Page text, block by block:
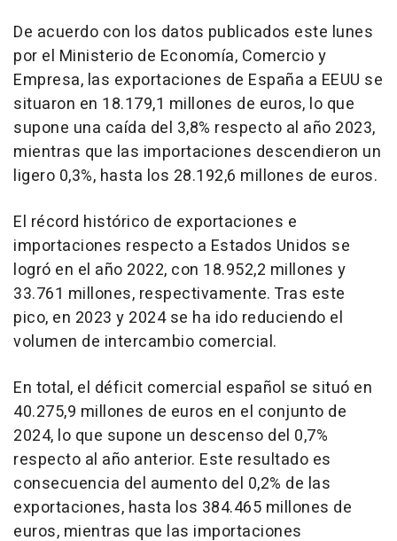
De acuerdo con los datos publicados este lunes
por el Ministerio de Economía, Comercio y
Empresa, las exportaciones de España a EEUU se
situaron en 18.179,1 millones de euros, lo que
supone una caída del 3,8% respecto al año 2023,
mientras que las importaciones descendieron un
ligero 0,3%, hasta los 28.192,6 millones de euros.
El récord histórico de exportaciones e
importaciones respecto a Estados Unidos se
logró en el año 2022, con 18.952,2 millones y
33.761 millones, respectivamente. Tras este
pico, en 2023 y 2024 se ha ido reduciendo el
volumen de intercambio comercial.
En total, el déficit comercial español se situó en
40.275,9 millones de euros en el conjunto de
2024, lo que supone un descenso del 0,7%
respecto al año anterior. Este resultado es
consecuencia del aumento del 0,2% de las
exportaciones, hasta los 384.465 millones de
euros, mientras que las importaciones